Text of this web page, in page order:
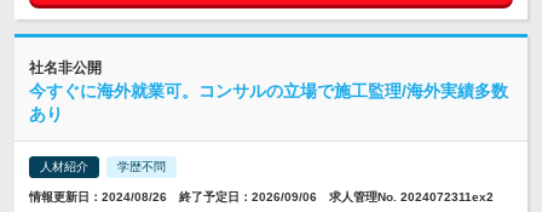
社名非公開
今すぐに海外就業可。コンサルの立場で施工監理/海外実績多数
あり
人材紹介 学歴不問
情報更新日：2024/08/26 終了予定日：2026/09/06 求人管理No. 2024072311ex2